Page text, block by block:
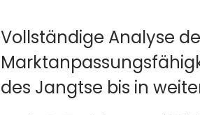
日
Vollständige Analyse
des Jangtse bis in